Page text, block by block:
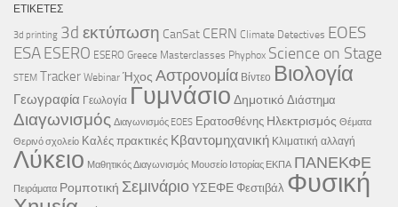
ΕΤΙΚΈΤΕΣ
3d printing 3d εκτύπωση CanSat CERN Climate Detectives EOES
ESAESERO ESERO Greece Masterclasses Phyphox Science on Stage
STEM Tracker Webinar Ήχος Αστρονομία Βίντεο Βιολογία
Γεωγραφία Γεωλογία Γυμνάσιο Δημοτικό Διάστημα
Διαγωνισμός Διαγωνισμός EOES Ερατοσθένης Ηλεκτρισμός Θέματα
Θερινό σχολείο Καλές πρακτικές Κβαντομηχανική Κλιματική αλλαγή
Λύκειο Μαθητικός Διαγωνισμός Μουσείο Ιστορίας ΕΚΠΑ ΠΑΝΕΚΦΕ
Πειράματα Ρομποτική ΣεμινάριοΥΣΕΦΕ Φεστιβάλ Φυσική